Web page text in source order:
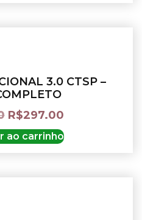
3.0 CTSP –
R$297.00
ao carrinho